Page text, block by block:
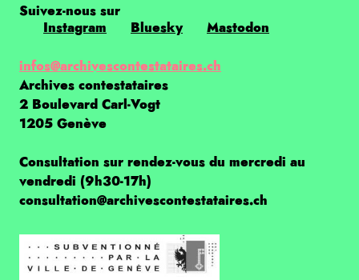
Suivez-nous sur
Instagram
Bluesky Mastodon
infos@archivescontestataires.ch
Archives contestataires
2 Boulevard Carl-Vogt
1205 Genève
Consultation sur rendez-vous du mercredi au
vendredi (9h30-17h)
consultation@archivescontestataires.ch